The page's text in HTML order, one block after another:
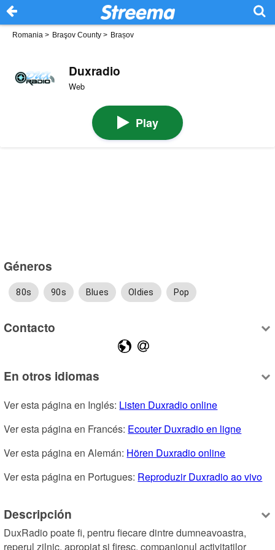
Romania > Braşov County > Brașov
Duxradio
Web
Play
Géneros
80s 90s Blues Oldies Pop
Contacto
En otros idiomas
Ver esta página en Inglés: Listen Duxradio online
Ver esta página en Francés: Ecouter Duxradio en ligne
Ver esta página en Alemán: Hören Duxradio online
Ver esta página en Portugues: Reproduzir Duxradio ao vivo
Descripción
DuxRadio poate fi, pentru fiecare dintre dumneavoastra,
reperul zilnic, apropiat si firesc, companionul activitatilor